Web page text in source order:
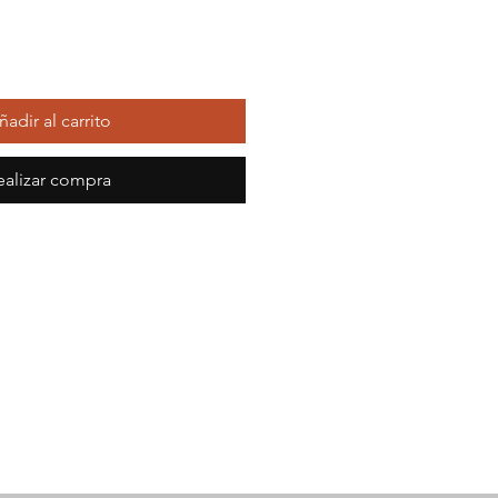
al carrito
compra